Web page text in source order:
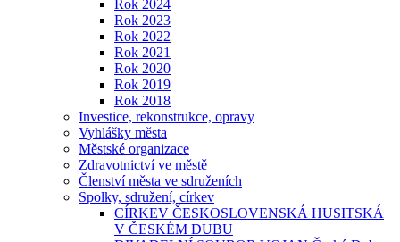
Rok 2024
Rok 2023
Rok 2022
Rok 2021
Rok 2020
Rok 2019
Rok 2018
Investice, rekonstrukce, opravy
Vyhlášky města
Městské organizace
Zdravotnictví ve městě
Členství města ve sdruženích
Spolky, sdružení, církev
CÍRKEV ČESKOSLOVENSKÁ HUSITSKÁ
V ČESKÉM DUBU